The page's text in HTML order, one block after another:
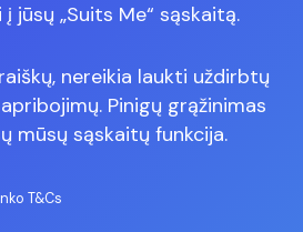
jūsų „Suits Me“ sąskaitą.
nereikia laukti uždirbtų
Pinigų grąžinimas
mūsų sąskaitų funkcija.
T&Cs